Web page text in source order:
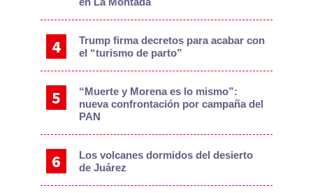
Trump firma decretos para acabar con
el “turismo de parto”
“Muerte y Morena es lo mismo”:
nueva confrontación por campaña del
PAN
Los volcanes dormidos del desierto
de Juárez